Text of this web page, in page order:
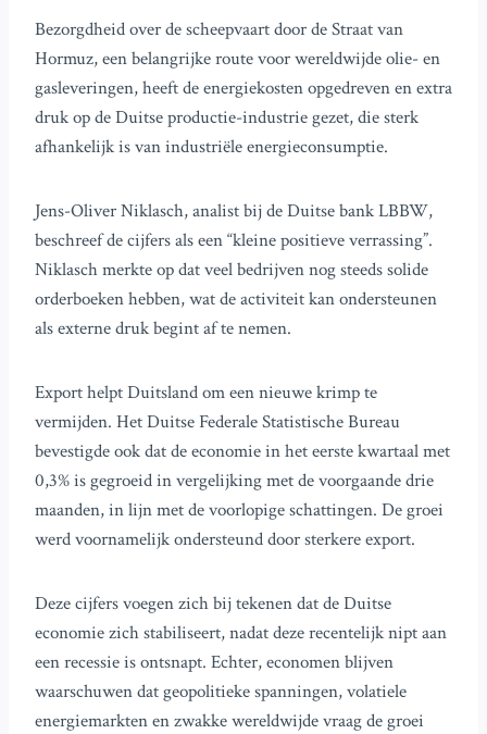
Bezorgdheid over de scheepvaart door de Straat van
Hormuz, een belangrijke route voor wereldwijde olie- en
gasleveringen, heeft de energiekosten opgedreven en extra
druk op de Duitse productie-industrie gezet, die sterk
afhankelijk is van industriële energieconsumptie.
Jens-Oliver Niklasch, analist bij de Duitse bank LBBW,
beschreef de cijfers als een “kleine positieve verrassing”.
Niklasch merkte op dat veel bedrijven nog steeds solide
orderboeken hebben, wat de activiteit kan ondersteunen
als externe druk begint af te nemen.
Export helpt Duitsland om een nieuwe krimp te
vermijden. Het Duitse Federale Statistische Bureau
bevestigde ook dat de economie in het eerste kwartaal met
0,3% is gegroeid in vergelijking met de voorgaande drie
maanden, in lijn met de voorlopige schattingen. De groei
werd voornamelijk ondersteund door sterkere export.
Deze cijfers voegen zich bij tekenen dat de Duitse
economie zich stabiliseert, nadat deze recentelijk nipt aan
een recessie is ontsnapt. Echter, economen blijven
waarschuwen dat geopolitieke spanningen, volatiele
energiemarkten en zwakke wereldwijde vraag de groei